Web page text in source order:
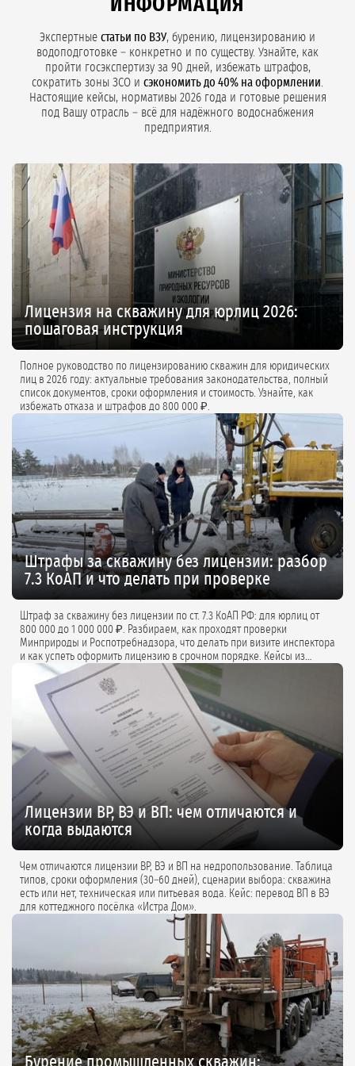
ИНФОРМАЦИЯ
Экспертные статьи по ВЗУ, бурению, лицензированию и
водоподготовке – конкретно и по существу. Узнайте, как
пройти госэкспертизу за 90 дней, избежать штрафов,
сократить зоны ЗСО и сэкономить до 40% на оформлении
Настоящие кейсы, нормативы 2026 года и готовые решения
под Вашу отрасль – всё для надёжного водоснабжения
предприятия.
Лицензия на скважину для юрлиц 2026:
пошаговая инструкция
Полное руководство по лицензированию скважин для юридических
лиц в 2026 году: актуальные требования законодательства, полный
список документов, сроки оформления и стоимость. Узнайте, как
избежать отказа и штрафов до 800 000 ₽.
Штрафы за скважину без лицензии: разбор
7.3 КоАП и что делать при проверке
Штраф за скважину без лицензии по ст. 7.3 КоАП РФ: для юрлиц от
800 000 до 1 000 000 ₽. Разбираем, как проходят проверки
Минприроды и Роспотребнадзора, что делать при визите инспектора
и как успеть оформить лицензию в срочном порядке. Кейсы из
практики и советы экспертов.
Лицензии ВР, ВЭ и ВП: чем отличаются и
когда выдаются
Чем отличаются лицензии ВР, ВЭ и ВП на недропользование. Таблица
типов, сроки оформления (30–60 дней), сценарии выбора: скважина
есть или нет, техническая или питьевая вода. Кейс: перевод ВП в ВЭ
для коттеджного посёлка «Истра Дом».
Бурение промышленных скважин: